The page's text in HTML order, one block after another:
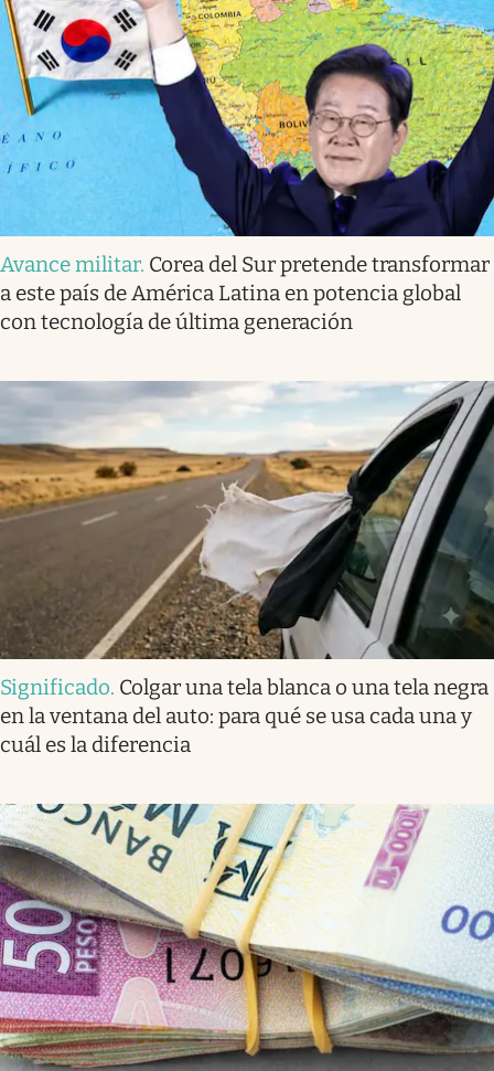
Avance militar. Corea del Sur pretende transformar
a este país de América Latina en potencia global
con tecnología de última generación
Significado. Colgar una tela blanca o una tela negra
en la ventana del auto: para qué se usa cada una y
cuál es la diferencia